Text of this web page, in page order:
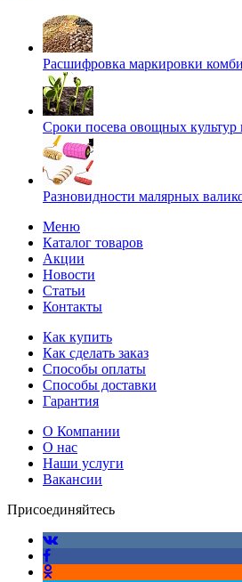
Расшифровка маркировки
Сроки посева овощных культур
Разновидности малярных
Меню
Каталог товаров
Акции
Новости
Статьи
Контакты
Как купить
Как сделать заказ
Способы оплаты
Способы доставки
Гарантия
О Компании
О нас
Наши услуги
Вакансии
Присоединяйтесь